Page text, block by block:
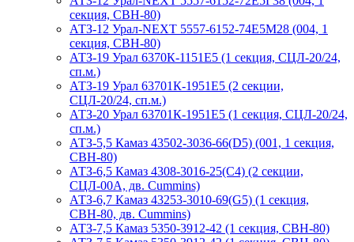
секция, СВН-80)
АТЗ-12 Урал-NEXT 5557-6152-74Е5М28 (004, 1
секция, СВН-80)
АТЗ-19 Урал 6370К-1151Е5 (1 секция, СЦЛ-20/24,
сп.м.)
АТЗ-19 Урал 63701К-1951Е5 (2 секции,
СЦЛ-20/24, сп.м.)
АТЗ-20 Урал 63701К-1951Е5 (1 секция, СЦЛ-20/24,
сп.м.)
АТЗ-5,5 Камаз 43502-3036-66(D5) (001, 1 секция,
СВН-80)
АТЗ-6,5 Камаз 4308-3016-25(С4) (2 секции,
СЦЛ-00А, дв. Cummins)
АТЗ-6,7 Камаз 43253-3010-69(G5) (1 секция,
СВН-80, дв. Cummins)
АТЗ-7,5 Камаз 5350-3912-42 (1 секция, СВН-80)